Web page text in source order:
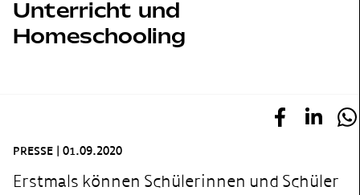
Unterricht und
Homeschooling
PRESSE 01.09.2020
Erstmals können Schülerinnen und Schüler